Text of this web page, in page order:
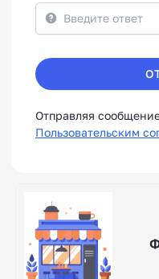
Отправляя
Пользовательским